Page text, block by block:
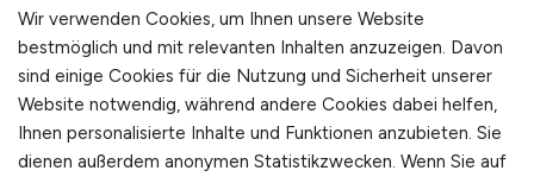
Meine, Sickte, Landkreis Helmstedt, Niedersachsen,
Landkreis Peine, Lehre
Universitäten/Hochschulen:Technische
Universität Braunschweig, Ostfalia – Hochschule für
angewandte Wissenschaften
Wir verwenden Cookies, um Ihnen unsere Website
bestmöglich und mit relevanten Inhalten anzuzeigen. Davon
sind einige Cookies für die Nutzung und Sicherheit unserer
Website notwendig, während andere Cookies dabei helfen,
Ihnen personalisierte Inhalte und Funktionen anzubieten. Sie
dienen außerdem anonymen Statistikzwecken. Wenn Sie auf